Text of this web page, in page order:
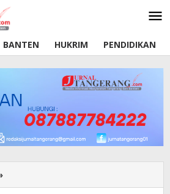
BANTEN HUKRIM PENDIDIKAN
Ekshibisi